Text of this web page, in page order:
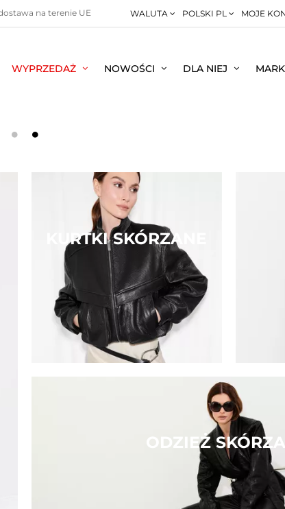
na terenie UE WALUTA POLSKI PL MOJE
WYPRZEDAŻ NOWOŚCI DLA NIEJ
KURTKI SKÓRZANE
ODZIEŻ